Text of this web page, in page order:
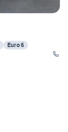
Euro 6